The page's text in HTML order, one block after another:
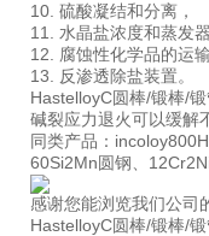
10. 硫酸凝结和分离，
11. 水晶盐浓度和蒸发
12. 腐蚀性化学品的运
13. 反渗透除盐装置。
HastelloyC圆棒/锻棒/
碱裂应力退火可以缓
同类产品：
60Si2Mn圆钢、
感谢您能浏览我们公司
HastelloyC圆棒/锻棒/